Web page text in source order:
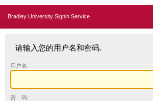
Bradley University Signin Service
请输入您的用户名和密码.
用户名:
密 码: